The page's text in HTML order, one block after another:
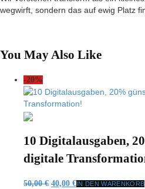
wegwirft, sondern das auf ewig Platz
You May Also Like
-20%
10 Digitalausgaben,
digitale
50,00€ Ursprünglicher
40,00 €Aktueller
IN DEN WARENKORB